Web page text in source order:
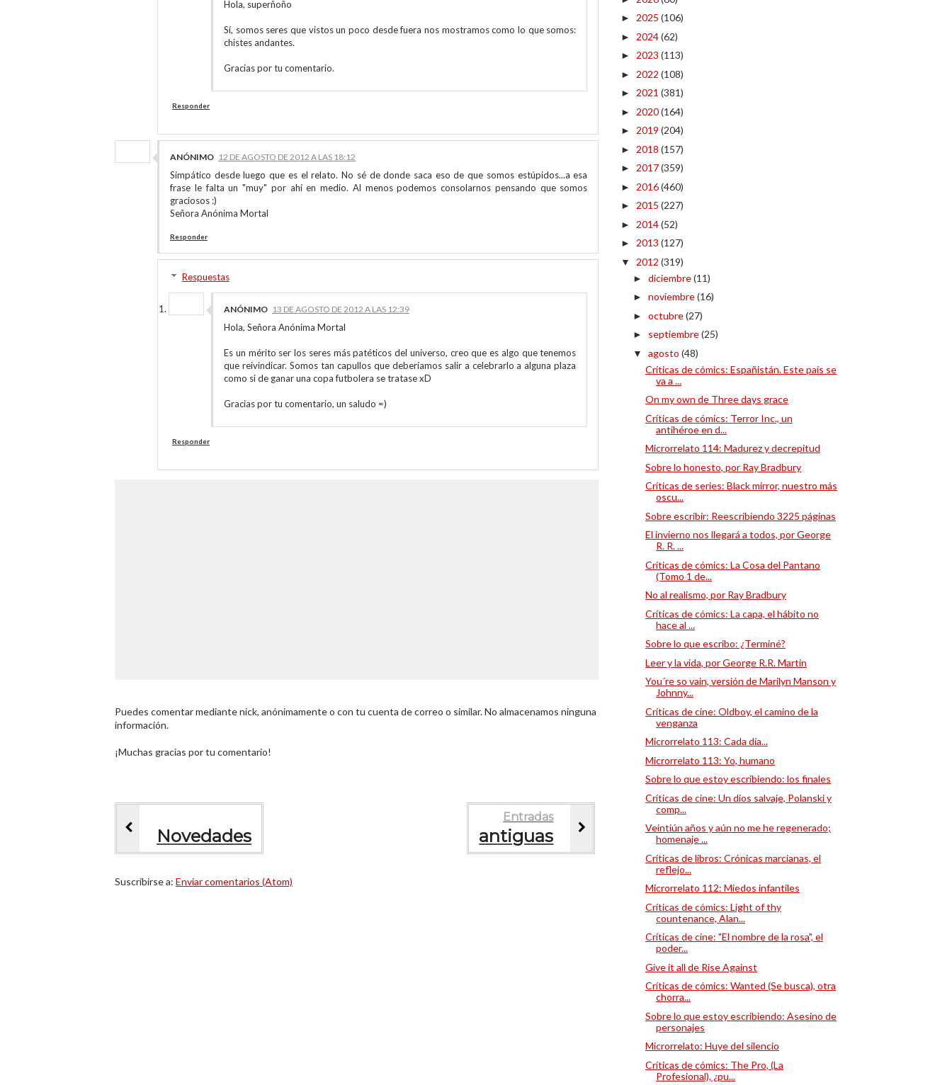
Hola, superñoño
Sí, somos seres que vistos un poco desde fuera nos mostramos como lo que somos:
chistes andantes.
Gracias por tu comentario.
Responder
ANÓNIMO 12 DE AGOSTO DE 2012 A LAS 18:12
Simpático desde luego que es el relato. No sé de donde saca eso de que somos estúpidos...a esa
frase le falta un "muy" por ahí en medio. Al menos podemos consolarnos pensando que somos
graciosos :)
Señora Anónima Mortal
Responder
Respuestas
ANÓNIMO 13 DE AGOSTO DE 2012 A LAS 12:39
Hola, Señora Anónima Mortal
Es un mérito ser los seres más patéticos del universo, creo que es algo que tenemos
que reivindicar. Somos tan capullos que deberíamos salir a celebrarlo a alguna plaza
como si de ganar una copa futbolera se tratase xD
Gracias por tu comentario, un saludo =)
Responder
Puedes comentar mediante nick, anónimamente o con tu cuenta de correo o similar. No almacenamos ninguna
información.
¡Muchas gracias por tu comentario!
Novedades
Entradas
antiguas
Suscribirse a: Enviar comentarios (Atom)
► 2025 (106)
► 2024(62)
► 2023 (113)
► 2022 (108)
► 2021 (381)
► 2020(164)
► 2019 (204)
► 2018 (157)
► 2017(359)
► 2016(460)
► 2015 (227)
► 2014(52)
► 2013 (127)
▼ 2012 (319)
► diciembre(11)
► noviembre(16)
► octubre(27)
► septiembre(25)
▼ agosto (48)
Críticas de cómics: Españistán. Este país se
va a ...
On my own de Three days grace
Críticas de cómics: Terror Inc., un
antihéroe en d...
Microrrelato 114: Madurez y decrepitud
Sobre lo honesto, por Ray Bradbury
Críticas de series: Black mirror, nuestro más
oscu...
Sobre escribir: Reescribiendo 3225 páginas
El invierno nos llegará a todos, por George
R. R. ...
Críticas de cómics: La Cosa del Pantano
(Tomo 1 de...
No al realismo, por Ray Bradbury
Críticas de cómics: La capa, el hábito no
hace al ...
Sobre lo que escribo: ¿Terminé?
Leer y la vida, por George R.R. Martin
You´re so vain, versión de Marilyn Manson y
Johnny...
Críticas de cine: Oldboy, el camino de la
venganza
Microrrelato 113: Cada día...
Microrrelato 113: Yo, humano
Sobre lo que estoy escribiendo: los finales
Críticas de cine: Un dios salvaje, Polanski y
comp...
Veintiún años y aún no me he regenerado;
homenaje ...
Críticas de libros: Crónicas marcianas, el
reflejo...
Microrrelato 112: Miedos infantiles
Críticas de cómics: Light of thy
countenance, Alan...
Críticas de cine: "El nombre de la rosa", el
poder...
Give it all de Rise Against
Críticas de cómics: Wanted (Se busca), otra
chorra...
Sobre lo que estoy escribiendo: Asesino de
personajes
Microrrelato: Huye del silencio
Críticas de cómics: The Pro, (La
Profesional), ¿pu...